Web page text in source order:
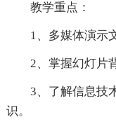
教学重点：
1、多媒体演示
2、掌握幻灯片
3、了解信息技
识。